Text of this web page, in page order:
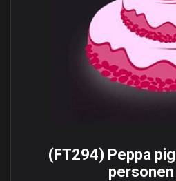
(FT294) Peppa
personen